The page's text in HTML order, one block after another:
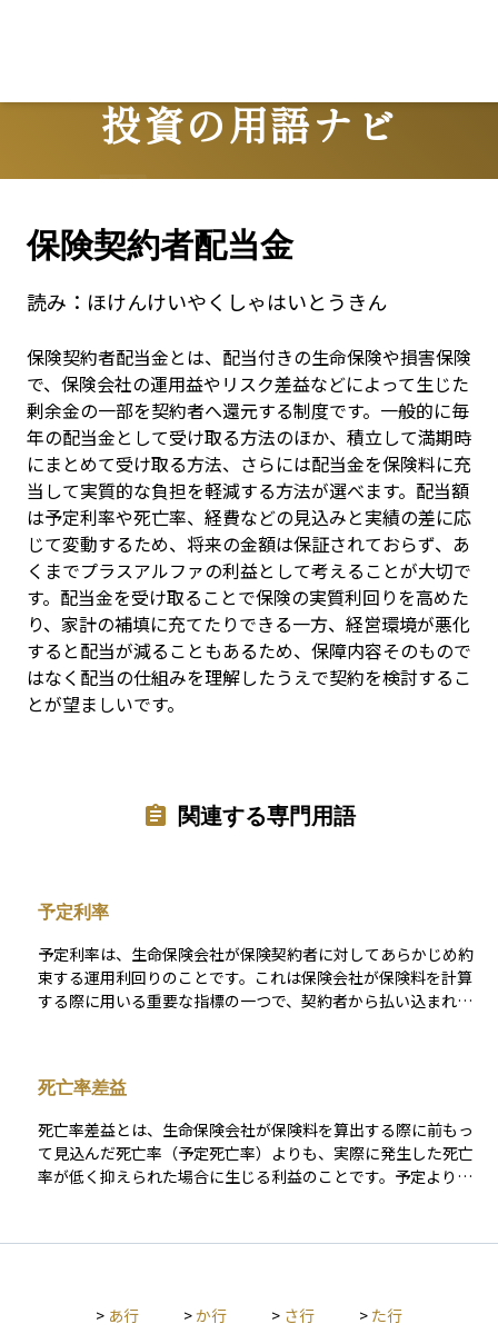
投資の用語ナビ
Terms
保険契約者配当金
読み： ほけんけいやくしゃはいとうきん
保険契約者配当金とは、配当付きの生命保険や損害保険
で、保険会社の運用益やリスク差益などによって生じた
剰余金の一部を契約者へ還元する制度です。一般的に毎
年の配当金として受け取る方法のほか、積立して満期時
にまとめて受け取る方法、さらには配当金を保険料に充
当して実質的な負担を軽減する方法が選べます。配当額
は予定利率や死亡率、経費などの見込みと実績の差に応
じて変動するため、将来の金額は保証されておらず、あ
くまでプラスアルファの利益として考えることが大切で
す。配当金を受け取ることで保険の実質利回りを高めた
り、家計の補填に充てたりできる一方、経営環境が悪化
すると配当が減ることもあるため、保障内容そのもので
はなく配当の仕組みを理解したうえで契約を検討するこ
とが望ましいです。
関連する専門用語
予定利率
予定利率は、生命保険会社が保険契約者に対してあらかじめ約
束する運用利回りのことです。これは保険会社が保険料を計算
する際に用いる重要な指標の一つで、契約者から払い込まれた
これは、高い予定利率では将来の運用によるリターンを多く見
込めるため、保険料を低く抑えることができるからです。 予定
利率の決定方法は、まず金融庁が国債の利回りなどを参考に
「標準利率」を設定し、その後各保険会社が標準利率を基準に
自社の状況を反映して決定します。 予定利率には特徴があり、
料の計算には予定利率以外にも、予定死亡率（性別、年齢別に
想定される死亡率）や予定事業費率（保険会社の運営に必要な
死亡率差益
死亡率差益とは、生命保険会社が保険料を算出する際に前もっ
て見込んだ死亡率（予定死亡率）よりも、実際に発生した死亡
率が低く抑えられた場合に生じる利益のことです。予定より少
歩や生活習慣の改善などで長寿化が進むと拡大しやすく、逆に
口動態を継続的に分析し、予定死亡率を適切に見直すことで健
> あ行 >か行 > さ行 > た行